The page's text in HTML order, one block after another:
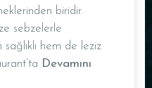
biridir.
sebzelerle
hem de leziz
Devamını